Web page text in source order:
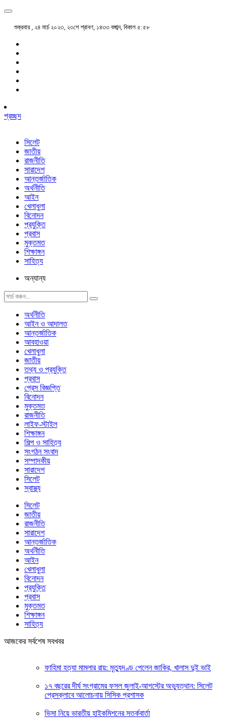
শুক্রবার , ২৪ মার্চ ২০২৩, ২৩শে শ্রাবণ, ১৪৩৩ বঙ্গাব্দ, বিকাল ৫:৫৮
প্রচ্ছদ
সিলেট
জাতীয়
রাজনীতি
সারাদেশ
আন্তর্জাতিক
অর্থনীতি
আইন
খেলাধুলা
বিনোদন
প্রযুক্তি
প্রবাস
মুক্তমত
শিক্ষাঙ্গন
সাহিত্য
অন্যান্য
অর্থনীতি
আইন ও আদালত
আন্তর্জাতিক
আবহাওয়া
খেলাধুলা
জাতীয়
তথ্য ও প্রযুক্তি
প্রবাস
প্রেস বিজ্ঞপ্তি
বিনোদন
মুক্তমত
রাজনীতি
লাইফ-স্টাইল
শিক্ষাঙ্গন
শিল্প ও সাহিত্য
সংগঠন সংবাদ
সম্পাদকীয়
সারাদেশ
সিলেট
স্বাস্থ্য
সিলেট
জাতীয়
রাজনীতি
সারাদেশ
আন্তর্জাতিক
অর্থনীতি
আইন
খেলাধুলা
বিনোদন
প্রযুক্তি
প্রবাস
মুক্তমত
শিক্ষাঙ্গন
সাহিত্য
আজকের সর্বশেষ সবখবর
ফাহিমা হত্যা মামলার রায়: মৃত্যুদণ্ড পেলেন জাকির, খালাস দুই ভাই
১৭ বছরের দীর্ঘ সংগ্রামের ফসল জুলাই-আগস্টের অভ্যুত্থান: সিলেট
প্রেসক্লাবে আলোচনায় সিসিক প্রশাসক
ভিসা নিয়ে ভারতীয় হাইকমিশনের সতর্কবার্তা